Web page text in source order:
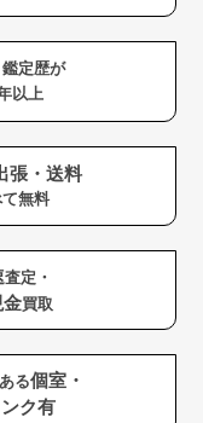
定歴が
以上
張・送料
無料
査定・
金買取
る個室・
ンク有